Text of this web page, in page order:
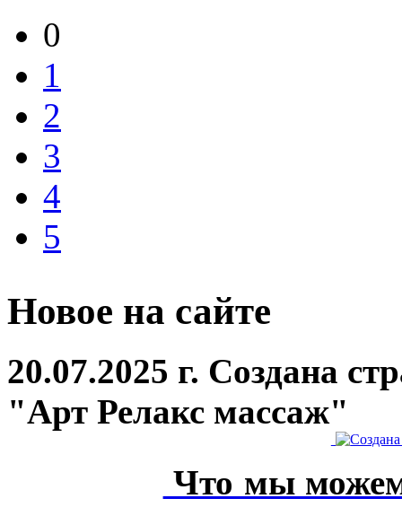
0
1
2
3
4
5
Новое на сайте
20.07.2025 г. Создана
"Арт Релакс массаж"
Что мы